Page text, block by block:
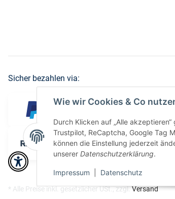
Wie wir Cookies & Co
Durch Klicken auf „Alle
Trustpilot, ReCaptcha, Google Tag
können die Einstellung jederzeit
unserer Datenschutzerklärung.
Impressum Datenschutz
Sicher bezahlen via:
* Alle Preise inkl. gesetzlicher USt., zzgl.Versand